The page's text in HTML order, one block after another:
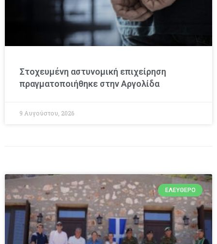
Στοχευμένη αστυνομική επιχείρηση
πραγματοποιήθηκε στην Αργολίδα
9 Αυγούστου, 2026
ΕΛΕΎΘΕΡΟ